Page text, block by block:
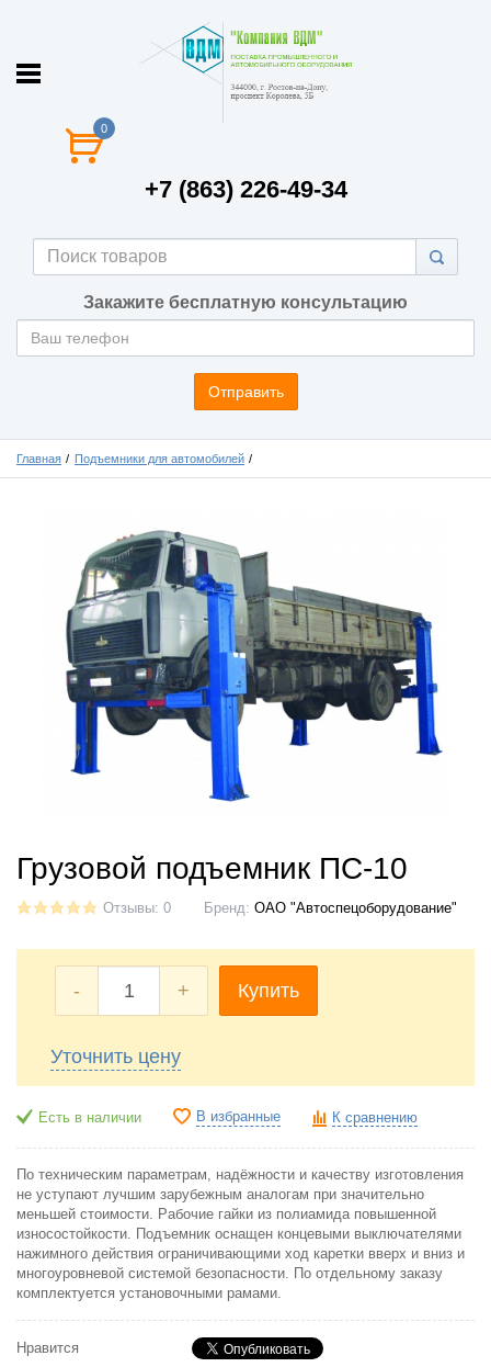
0
+7 (863) 226-49-34
Закажите бесплатную консультацию
Отправить
Главная Подъемники для автомобилей
Грузовой подъемник ПС-10
Отзывы: 0 Бренд: ОАО "Автоспецоборудование"
- + Купить
Уточнить цену
Есть в наличии В избранные К сравнению
По техническим параметрам, надёжности и качеству изготовления
не уступают лучшим зарубежным аналогам при значительно
меньшей стоимости. Рабочие гайки из полиамида повышенной
износостойкости. Подъемник оснащен концевыми выключателями
нажимного действия ограничивающими ход каретки вверх и вниз и
многоуровневой системой безопасности. По отдельному заказу
комплектуется установочными рамами.
Нравится